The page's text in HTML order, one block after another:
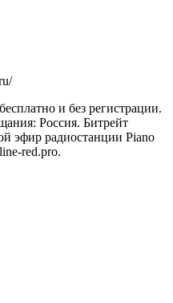
и без регистрации.
Россия. Битрейт
эфир радиостанции Piano
red.pro.